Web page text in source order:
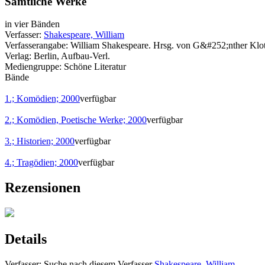
in vier Bänden
Verfasser: Shakespeare, William
Verfasserangabe: William Shakespeare. Hrsg. von G&#252;nther
Verlag: Berlin, Aufbau-Verl.
Mediengruppe: Schöne Literatur
Bände
1.; Komödien; 2000verfügbar
2.; Komödien, Poetische Werke; 2000verfügbar
3.; Historien; 2000verfügbar
4.; Tragödien; 2000verfügbar
Rezensionen
Details